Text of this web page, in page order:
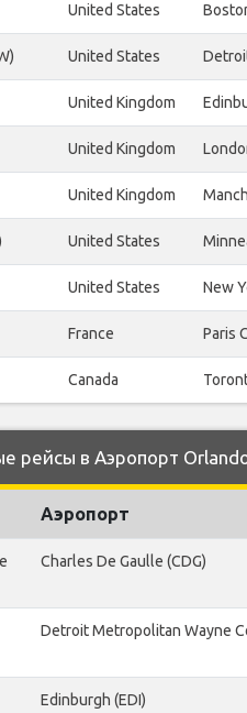
United States
United States
United Kingdom
United Kingdom
United Kingdom
United States
United States New
France Paris
Canada
рейсы в Аэропорт
Аэропорт
Charles De Gaulle (CDG)
Detroit Metropolitan Wayne
Edinburgh (EDI)